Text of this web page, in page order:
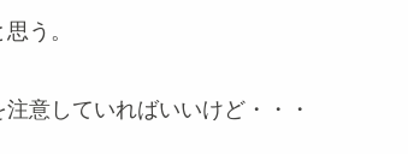
う。
意していればいいけど・・・